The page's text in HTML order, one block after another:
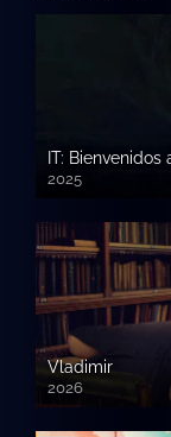
IT:
2025
Vladimir
2026